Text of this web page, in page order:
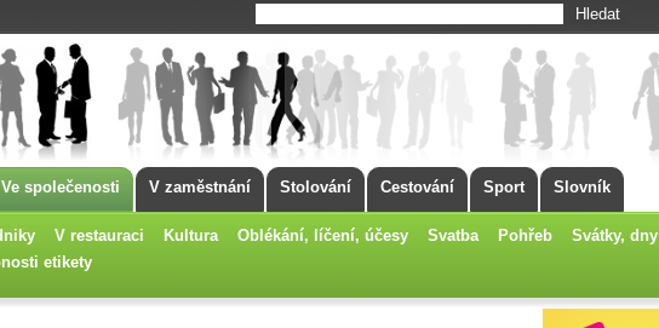
Ve společenosti V zaměstnání Stolování Cestování Sport Slovník
V restauraci Kultura Oblékání, líčení, účesy Svatba Pohřeb
Svátky, dny
etikety